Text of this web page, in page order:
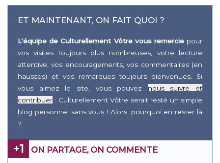
ET MAINTENANT, ON FAIT QUOI ?
L'équipe de Culturellement Vôtre vous remerciepour
vos visites toujours plus nombreuses, votre lecture
attentive, vos encouragements, vos commentaires (en
hausses) et vos remarques toujours bienvenues. Si
vous aimez le site, vous pouvez nous suivre et
contribuer : Culturellement Vôtre serait resté un simple
blog personnel sans vous ! Alors, pourquoi en rester là
?
+1 ON PARTAGE, ON COMMENTE